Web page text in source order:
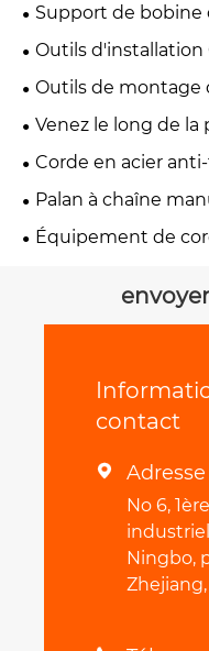
Support de bobine
Outils d'installation
Outils de montage
Venez le long de la
Corde en acier
Palan à chaîne
Équipement de
contact
 Adresse
No 6,
Ningbo,